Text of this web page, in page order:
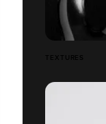
TEXTURES